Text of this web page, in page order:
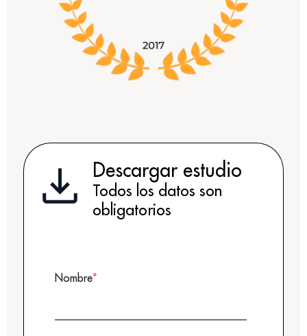
Descargar estudio
Todos los datos son
obligatorios
Nombre*